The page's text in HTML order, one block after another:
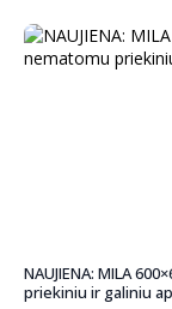
NAUJIENA: MILA
priekiniu ir galiniu